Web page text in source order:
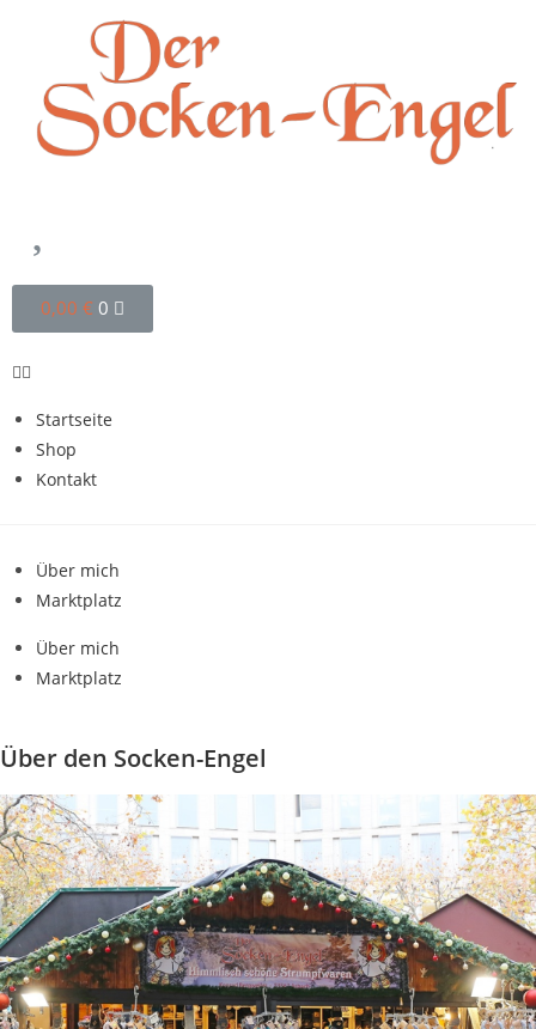
0,00 € 0
Startseite
Shop
Kontakt
Über mich
Marktplatz
Über mich
Marktplatz
Über den Socken-Engel